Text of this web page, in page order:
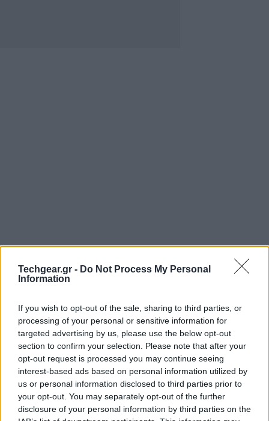
Techgear.gr - Do Not Process My Personal
Information
If you wish to opt-out of the sale, sharing to third parties, or
processing of your personal or sensitive information for
targeted advertising by us, please use the below opt-out
section to confirm your selection. Please note that after your
opt-out request is processed you may continue seeing
interest-based ads based on personal information utilized by
us or personal information disclosed to third parties prior to
your opt-out. You may separately opt-out of the further
disclosure of your personal information by third parties on the
Προχτές υπήρξε η ενημέρωση για την αποστολή
δωρεάν συσκευής Nokia E7και Nokia WP7 (όταν θα
είναι έτοιμα) στους προγραμματιστές, και τώρα η
εταιρία διοργανώνει τον διαγωνισμό "Search for Nokia
7" (video παρακάτω), ο οποίος ξεκινά από σήμερα για
όλο τον κόσμο και θα διαρκέσει μία εβδομάδα!